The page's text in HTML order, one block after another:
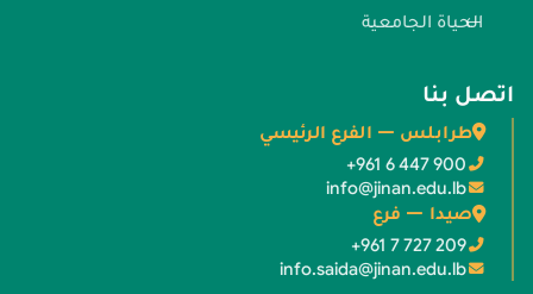
الحياة الجامعية
اتصل بنا
طرابلس — الفرع الرئيسي
+961 6 447 900
info@jinan.edu.lb
صيدا — فرع
+961 7 727 209
info.saida@jinan.edu.lb